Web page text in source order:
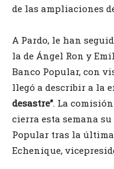
de las ampliaciones
A Pardo, le han
la de Ángel Ron y
Banco Popular, con
llegó a describir a la
desastre”. La
cierra esta semana
Popular tras la última
Echenique,